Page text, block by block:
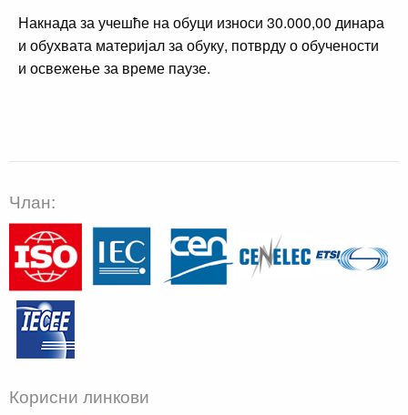
Накнада за учешће на обуци износи 30.000,00 динара
и обухвата материјал за обуку, потврду о обучености
и освежење за време паузе.
Члан:
Корисни линкови